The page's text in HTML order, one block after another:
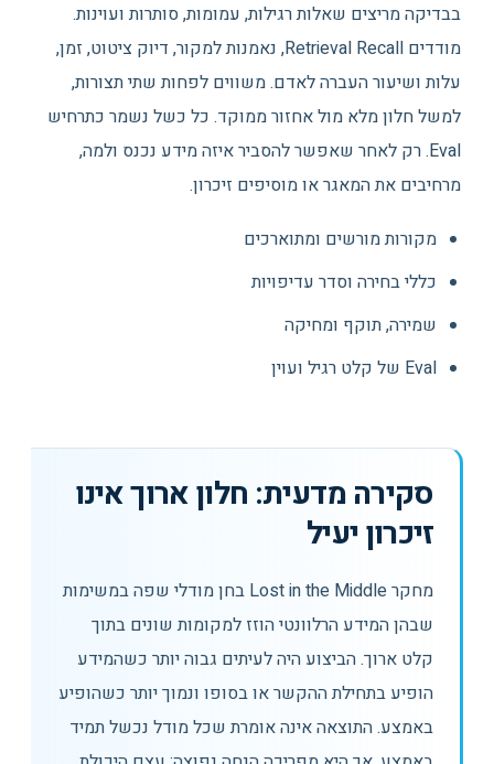
בבדיקה מריצים שאלות רגילות, עמומות, סותרות ועוינות.
מודדים Retrieval Recall, נאמנות למקור, דיוק ציטוט, זמן,
עלות ושיעור העברה לאדם. משווים לפחות שתי תצורות,
למשל חלון מלא מול אחזור ממוקד. כל כשל נשמר כתרחיש
Eval. רק לאחר שאפשר להסביר איזה מידע נכנס ולמה,
מרחיבים את המאגר או מוסיפים זיכרון.
מקורות מורשים ומתוארכים
כללי בחירה וסדר עדיפויות
שמירה, תוקף ומחיקה
Eval של קלט רגיל ועוין
סקירה מדעית: חלון ארוך אינו
זיכרון יעיל
מחקר Lost in the Middle בחן מודלי שפה במשימות
שבהן המידע הרלוונטי הוזז למקומות שונים בתוך
קלט ארוך. הביצוע היה לעיתים גבוה יותר כשהמידע
הופיע בתחילת ההקשר או בסופו ונמוך יותר כשהופיע
באמצע. התוצאה אינה אומרת שכל מודל נכשל תמיד